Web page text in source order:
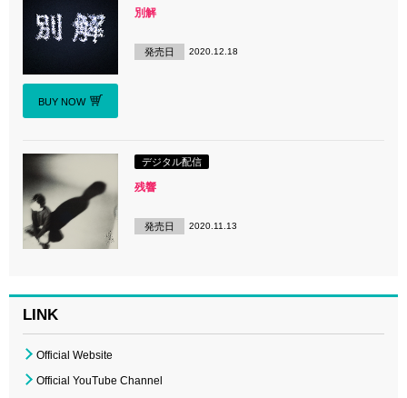
BUY NOW
別解
発売日 2020.12.18
デジタル配信
残響
発売日 2020.11.13
LINK
Official Website
Official YouTube Channel